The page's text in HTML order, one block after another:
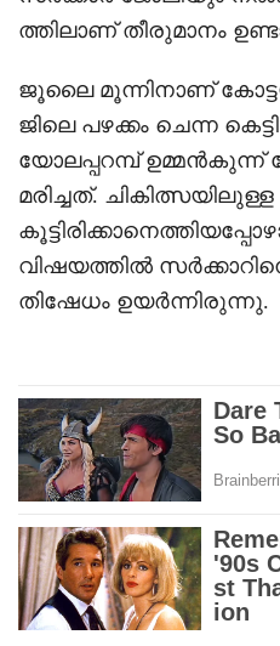
ത്തിലാണ് തീരുമാനം
ജൂലൈ മൂന്നിനാണ്
ജിലെ പഴക്കം ചെന്ന
യോലപ്പറമ്പ് ഉമ്മൻകുന്ന്
മരിച്ചത്.
വിഷയത്തിൽ
തിഷേധം ഉയർന്നിരുന്നു.